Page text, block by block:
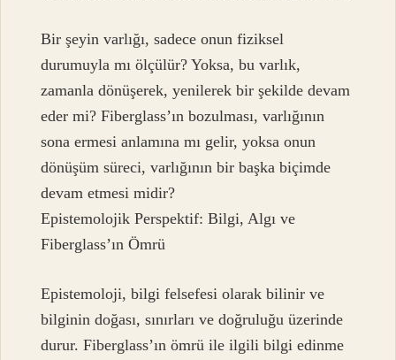
Bir şeyin varlığı, sadece onun fiziksel
durumuyla mı ölçülür? Yoksa, bu varlık,
zamanla dönüşerek, yenilerek bir şekilde devam
eder mi? Fiberglass’ın bozulması, varlığının
sona ermesi anlamına mı gelir, yoksa onun
dönüşüm süreci, varlığının bir başka biçimde
devam etmesi midir?
Epistemolojik Perspektif: Bilgi, Algı ve
Fiberglass’ın Ömrü
Epistemoloji, bilgi felsefesi olarak bilinir ve
bilginin doğası, sınırları ve doğruluğu üzerinde
durur. Fiberglass’ın ömrü ile ilgili bilgi edinme